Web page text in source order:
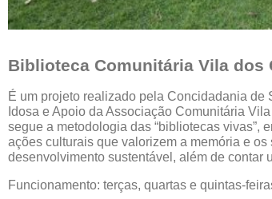
Biblioteca Comunitária Vila dos
É um projeto realizado pela Concidadania
Idosa e Apoio da Associação Comunitária
segue a metodologia das “bibliotecas vivas”,
ações culturais que valorizem a memória e
desenvolvimento sustentável, além de contar
Funcionamento: terças, quartas e quintas-